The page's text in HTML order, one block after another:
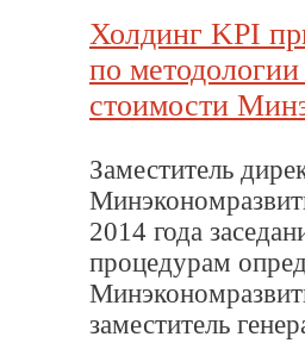
Холдинг KPI
по
стоимости
Заместитель
2014 года
процедурам
заместитель